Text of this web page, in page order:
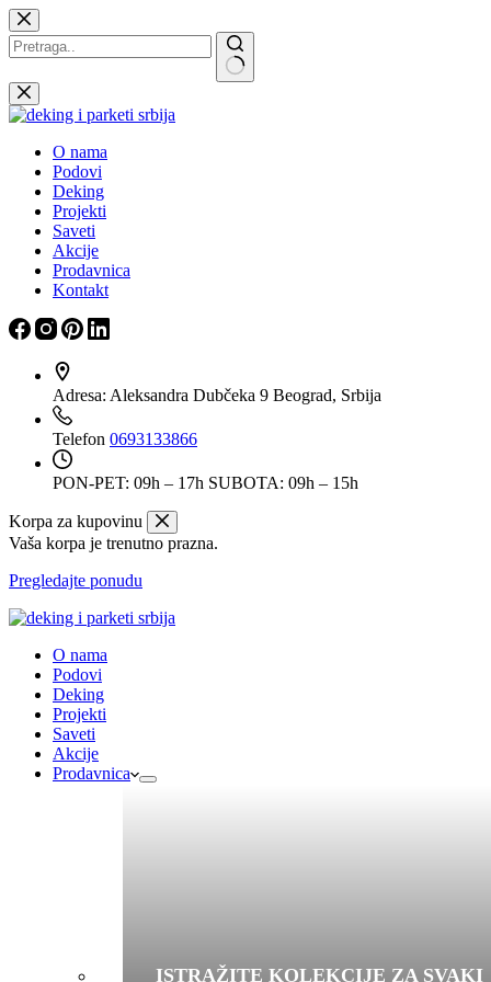
Skip
to
content
Nema
rezultata
O nama
Podovi
Deking
Projekti
Saveti
Akcije
Prodavnica
Kontakt
Adresa: Aleksandra Dubčeka 9 Beograd, Srbija
Telefon 0693133866
PON-PET: 09h – 17h SUBOTA: 09h – 15h
Korpa za kupovinu
Vaša korpa je trenutno prazna.
Pregledajte ponudu
O nama
Podovi
Deking
Projekti
Saveti
Akcije
Prodavnica
ISTRAŽITE KOLEKCIJE ZA SVAKI